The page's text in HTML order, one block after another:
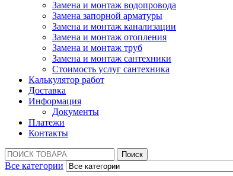
Замена и монтаж водопровода
Замена запорной арматуры
Замена и монтаж канализации
Замена и монтаж отопления
Замена и монтаж труб
Замена и монтаж сантехники
Стоимость услуг сантехника
Калькулятор работ
Доставка
Информация
Документы
Платежи
Контакты
Поиск:
Поиск
Все категории